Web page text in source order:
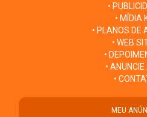
•
• MÍDIA
• PLANOS DE
• WEB
•
• ANUNCIE
•
MEU